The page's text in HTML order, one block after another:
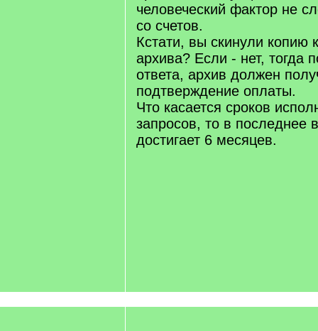
человеческий фактор не
со счетов.
Кстати, вы скинули копию
архива? Если - нет, тогда
ответа, архив должен
подтверждение оплаты.
Что касается сроков
запросов, то в последнее
достигает 6 месяцев.